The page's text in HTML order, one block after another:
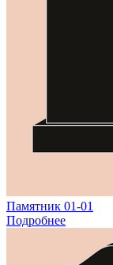
Памятник 01-01
Подробнее